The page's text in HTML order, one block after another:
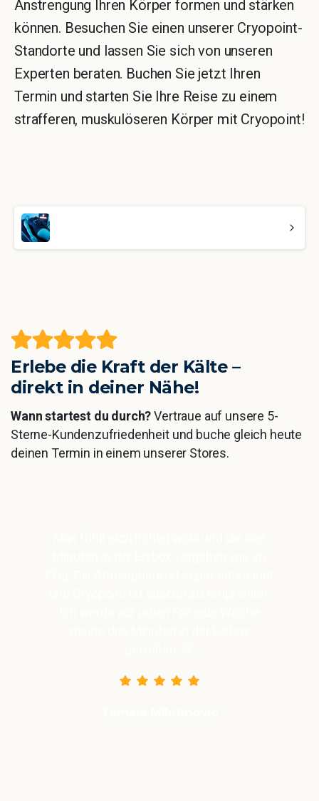
Anstrengung Ihren Körper formen und stärken
können. Besuchen Sie einen unserer Cryopoint-
Standorte und lassen Sie sich von unseren
Experten beraten. Buchen Sie jetzt Ihren
Termin und starten Sie Ihre Reise zu einem
strafferen, muskulöseren Körper mit Cryopoint!
Continue
Reading
Erlebe die Kraft der Kälte –
direkt in deiner Nähe!
Wann startest du durch?Vertraue auf unsere 5-
Sterne-Kundenzufriedenheit und buche gleich heute
deinen Termin in einem unserer Stores.